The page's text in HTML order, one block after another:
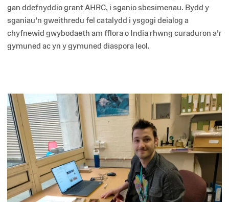
gan ddefnyddio grant AHRC, i sganio sbesimenau. Bydd y
sganiau'n gweithredu fel catalydd i ysgogi deialog a
chyfnewid gwybodaeth am fflora o India rhwng curaduron a'r
gymuned ac yn y gymuned diaspora leol.